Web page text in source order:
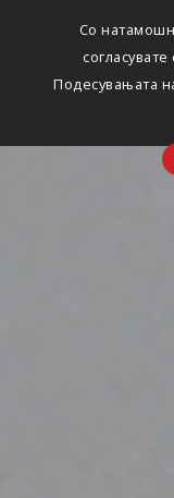
Со
Подесувањата